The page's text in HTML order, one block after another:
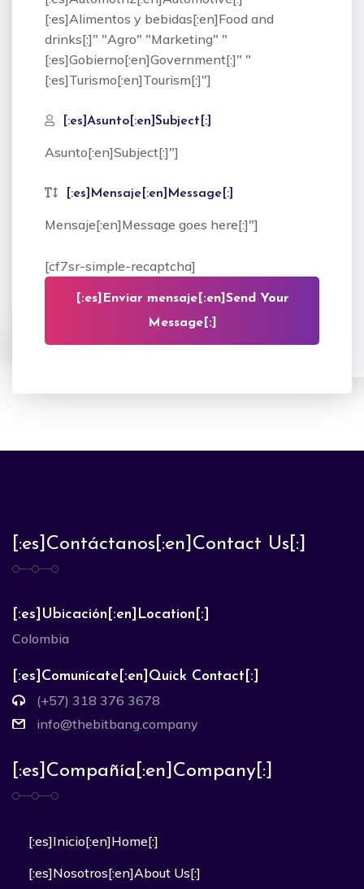
[:es]Alimentos y bebidas[:en]Food and
drinks[:]" "Agro" "Marketing" "
[:es]Gobierno[:en]Government[:]" "
[:es]Turismo[:en]Tourism[:]"]
[:es]Asunto[:en]Subject[:]
Asunto[:en]Subject[:]"]
[:es]Mensaje[:en]Message[:]
Mensaje[:en]Message goes here[:]"]
[cf7sr-simple-recaptcha]
[:es]Enviar mensaje[:en]Send Your
Message[:]
[:es]Contáctanos[:en]Contact Us[:]
[:es]Ubicación[:en]Location[:]
Colombia
[:es]Comunícate[:en]Quick Contact[:]
(+57) 318 376 3678
info@thebitbang.company
[:es]Compañía[:en]Company[:]
[:es]Inicio[:en]Home[:]
[:es]Nosotros[:en]About Us[:]